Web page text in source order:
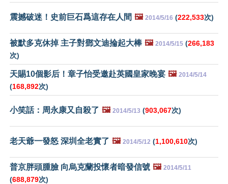
震撼破迷！史前巨石爲這存在人間 🖼️ 2014/5/16 (222,533次)
被默多克休掉 主子對鄧文迪掄起大棒 🖼️ 2014/5/15 (266,183
次)
天賜10個影后！章子怡受邀赴英國皇家晚宴 🖼️ 2014/5/14
(168,892次)
小笑話：周永康又自殺了 🖼️ 2014/5/13 (903,067次)
老天爺一發怒 深圳全老實了 🖼️ 2014/5/12 (1,100,610次)
普京胖頭腫臉 向烏克蘭投懷者暗發信號 🖼️ 2014/5/11
(688,879次)